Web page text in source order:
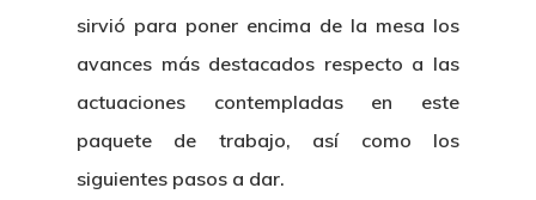
sirvió para poner encima de la mesa los
avances más destacados respecto a las
actuaciones contempladas en este
paquete de trabajo, así como los
siguientes pasos a dar.